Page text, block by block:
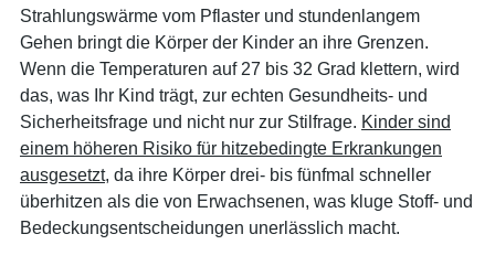
Strahlungswärme vom Pflaster und stundenlangem
Gehen bringt die Körper der Kinder an ihre Grenzen.
Wenn die Temperaturen auf 27 bis 32 Grad klettern, wird
das, was Ihr Kind trägt, zur echten Gesundheits- und
Sicherheitsfrage und nicht nur zur Stilfrage. Kinder sind
einem höheren Risiko für hitzebedingte Erkrankungen
ausgesetzt, da ihre Körper drei- bis fünfmal schneller
überhitzen als die von Erwachsenen, was kluge Stoff- und
Bedeckungsentscheidungen unerlässlich macht.